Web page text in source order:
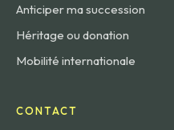
Anticiper ma succession
Héritage ou donation
Mobilité internationale
CONTACT